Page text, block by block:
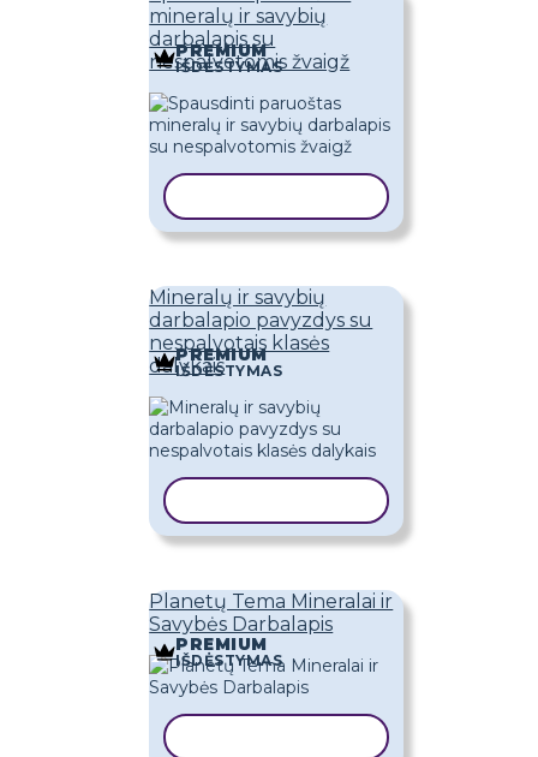
mineralų ir savybių
darbalapis su
nespalvotomis žvaigž
PREMIUM
IŠDĖSTYMAS
Mineralų ir savybių
darbalapio pavyzdys su
nespalvotais klasės
dalykais
PREMIUM
IŠDĖSTYMAS
Planetų Tema Mineralai ir
Savybės Darbalapis
PREMIUM
IŠDĖSTYMAS